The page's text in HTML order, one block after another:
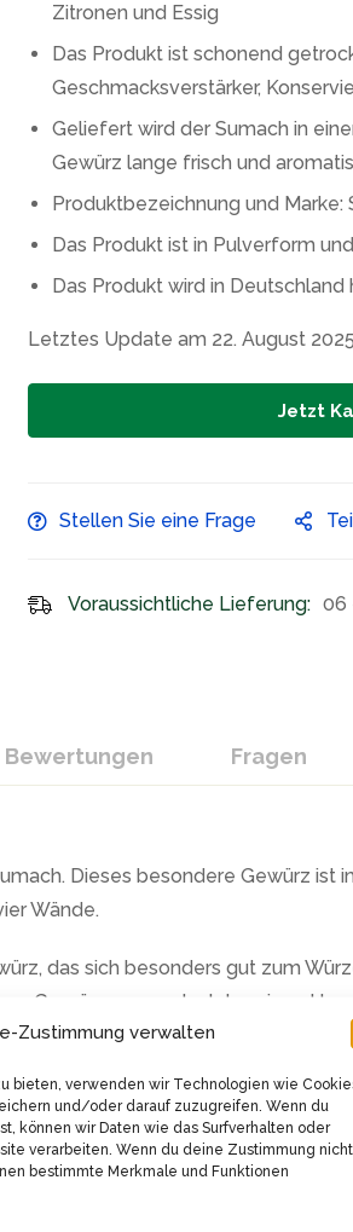
Zustimmung verwalten
bieten, verwenden wir Technologien wie
und/oder darauf zuzugreifen. Wenn du
können wir Daten wie das Surfverhalten oder
verarbeiten. Wenn du deine Zustimmung nicht
bestimmte Merkmale und Funktionen
Zitronen und Essig
Das Produkt ist schonend
Geschmacksverstärker,
Geliefert wird der Sumach in
Gewürz lange frisch und
Produktbezeichnung und Marke:
Das Produkt ist in Pulverform
Das Produkt wird in
Letztes Update am 22. August
Jetzt
Stellen Sie eine Frage
Voraussichtliche Lieferung: 06
Bewertungen Fragen
Dieses besondere Gewürz ist
Wände.
das sich besonders gut zum
Gemüse aus und erlebe einen
sondern auch mit seinem
des He-Ju Sumachs weniger
bezaubern wird.
und gemahlen wird. Es
sein, ein rein natürliches Produkt in